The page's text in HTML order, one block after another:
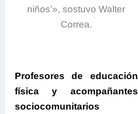
niños’», sostuvo Walter
Correa.
Profesores de educación
física y acompañantes
sociocomunitarios